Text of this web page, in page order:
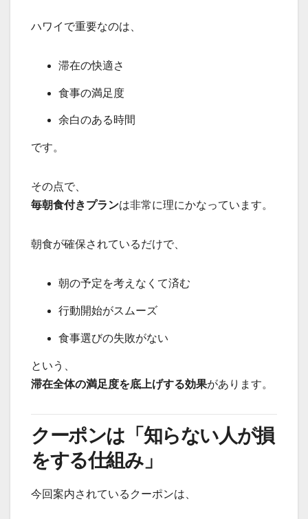
ハワイで重要なのは、
滞在の快適さ
食事の満足度
余白のある時間
です。
その点で、
毎朝食付きプランは非常に理にかなっています。
朝食が確保されているだけで、
朝の予定を考えなくて済む
行動開始がスムーズ
食事選びの失敗がない
という、
滞在全体の満足度を底上げする効果があります。
クーポンは「知らない人が損
をする仕組み」
今回案内されているクーポンは、